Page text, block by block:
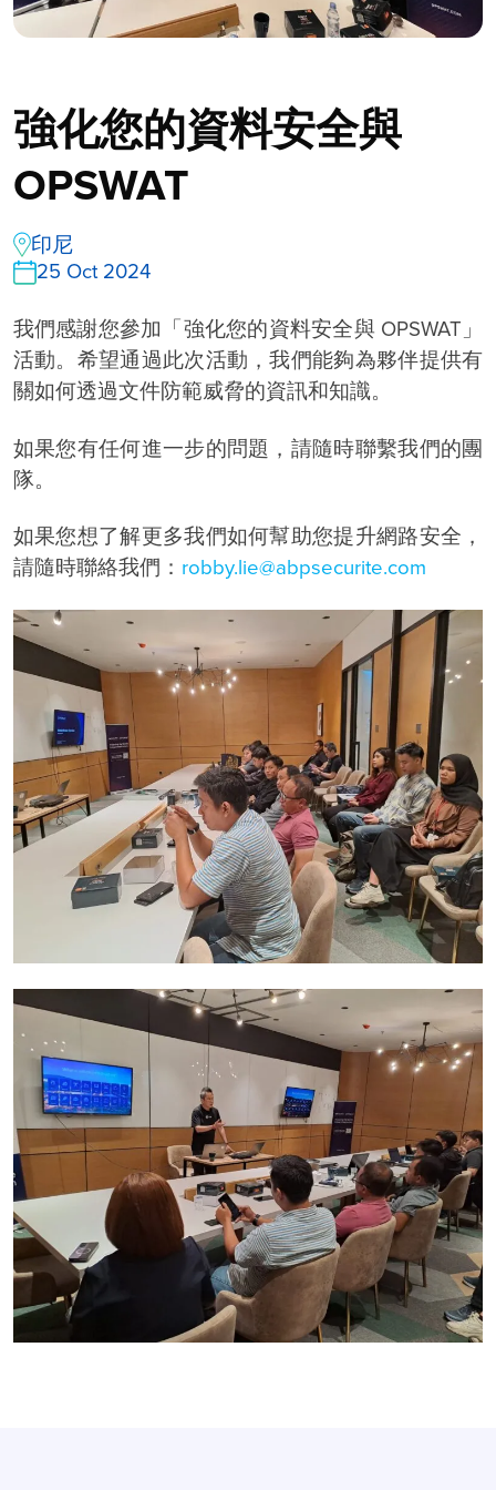
強化您的資料安全與
OPSWAT
印尼
25 Oct 2024
我們感謝您參加「強化您的資料安全與 OPSWAT」
活動。希望通過此次活動，我們能夠為夥伴提供有
關如何透過文件防範威脅的資訊和知識。
如果您有任何進一步的問題，請隨時聯繫我們的團
隊。
如果您想了解更多我們如何幫助您提升網路安全，
請隨時聯絡我們： robby.lie@abpsecurite.com